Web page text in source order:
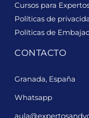
Cursos para
Políticas de
Políticas de
CONTACTO
Granada, España
Whatsapp